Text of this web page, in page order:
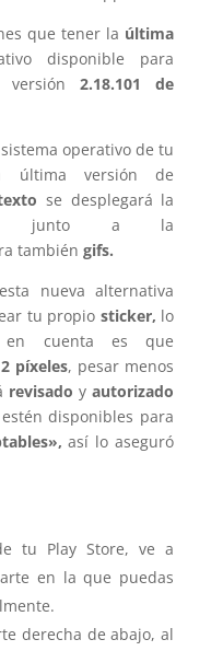
que tener la última
disponible para
versión2.18.101 de
operativo de tu
última versión de
se desplegará la
a la
también gifs.
nueva alternativa
tu propio sticker, lo
cuenta es que
píxeles, pesar menos
revisado yautorizado
disponibles para
así lo aseguró
tu Play Store, ve a
en la que puedas
derecha de abajo, al